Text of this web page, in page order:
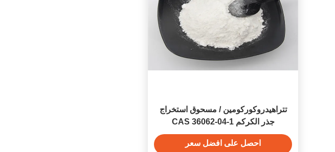
تتراهيدروكوركومين / مسحوق استخراج
جذر الكركم CAS 36062-04-1
احصل على افضل سعر